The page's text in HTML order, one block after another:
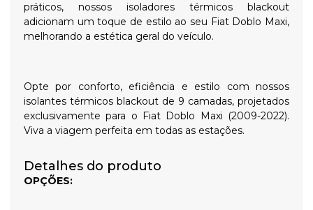
práticos, nossos isoladores térmicos blackout
adicionam um toque de estilo ao seu Fiat Doblo Maxi,
melhorando a estética geral do veículo.
Opte por conforto, eficiência e estilo com nossos
isolantes térmicos blackout de 9 camadas, projetados
exclusivamente para o Fiat Doblo Maxi (2009-2022).
Viva a viagem perfeita em todas as estações.
Detalhes do produto
OPÇÕES: